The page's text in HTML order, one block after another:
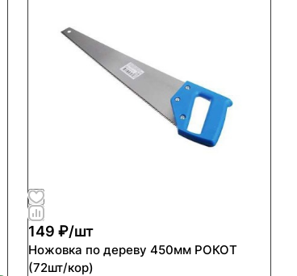
149 ₽/шт
Ножовка по дереву 450мм РОКОТ
(72шт/кор)